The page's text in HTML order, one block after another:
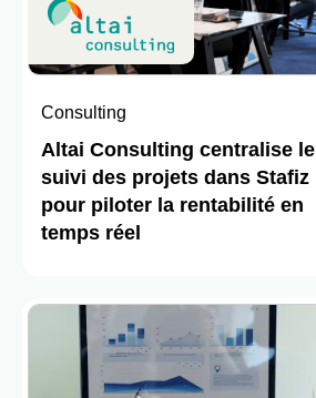
Consulting
Altai Consulting centralise le
suivi des projets dans Stafiz
pour piloter la rentabilité en
temps réel